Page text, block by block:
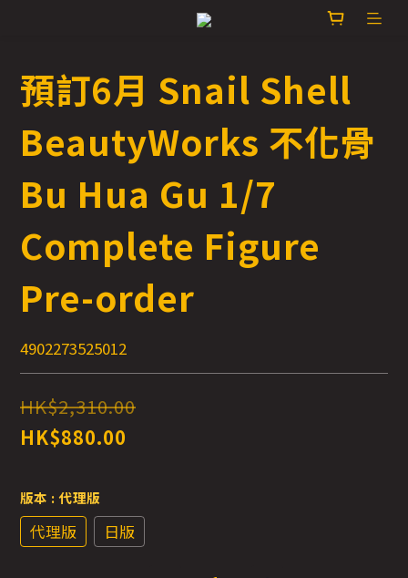
預訂6月 Snail Shell
BeautyWorks 不化骨
Bu Hua Gu 1/7
Complete Figure
Pre-order
4902273525012
HK$2,310.00
HK$880.00
版本 : 代理版
代理版 日版